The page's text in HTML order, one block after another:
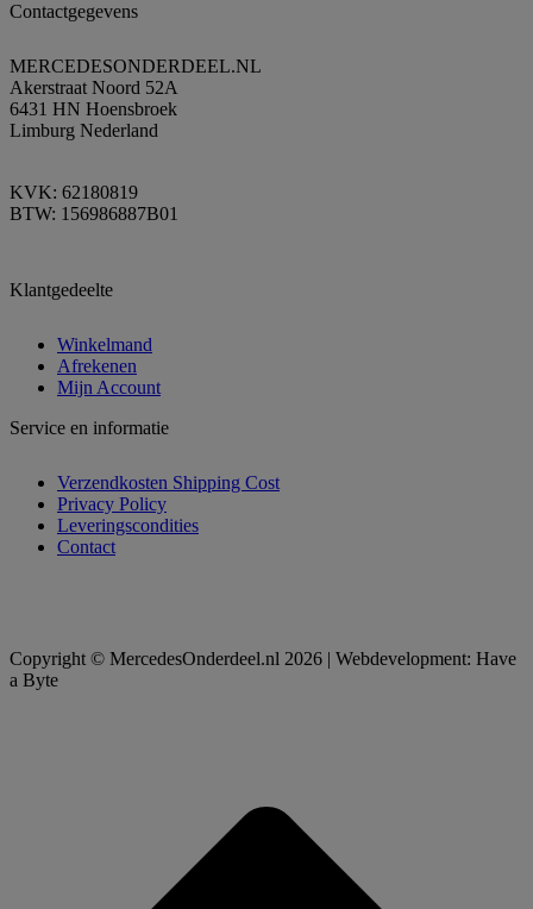
Contactgegevens
MERCEDESONDERDEEL.NL
Akerstraat Noord 52A
6431 HN Hoensbroek
Limburg Nederland
KVK: 62180819
BTW: 156986887B01
Klantgedeelte
Winkelmand
Afrekenen
Mijn Account
Service en informatie
Verzendkosten Shipping Cost
Privacy Policy
Leveringscondities
Contact
Copyright © MercedesOnderdeel.nl 2026 | Webdevelopment: Have
a Byte